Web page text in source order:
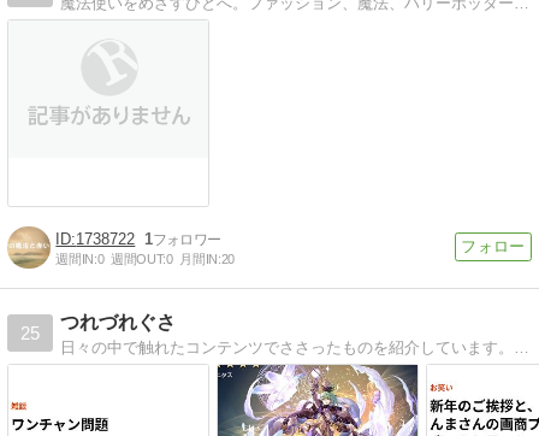
1738722 1
週間IN:0 週間OUT:0 月間IN:20
25
つれづれぐさ